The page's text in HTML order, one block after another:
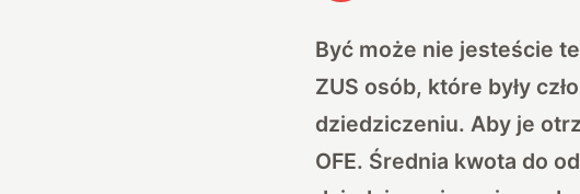
Być może nie jesteście
ZUS osób, które były
dziedziczeniu. Aby je
OFE. Średnia kwota do